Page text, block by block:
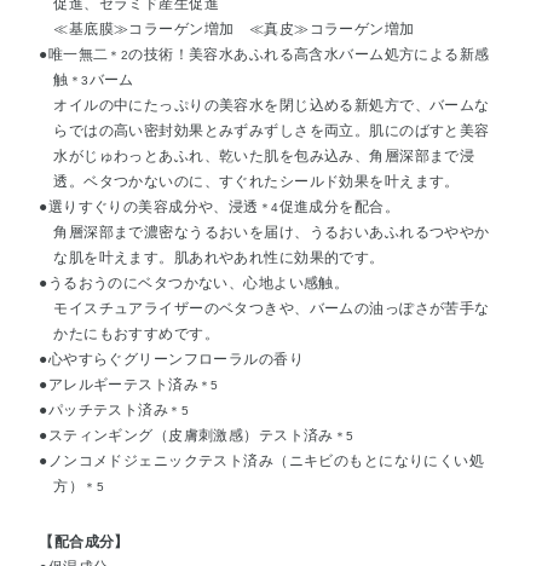
≪基底膜≫コラーゲン増加 ≪真皮≫コラーゲン増加
●唯一無二 ＊2の技術！美容水あふれる高含水バーム処方による新感
触 ＊3 バーム
オイルの中にたっぷりの美容水を閉じ込める新処方で、バームな
らではの高い密封効果とみずみずしさを両立。肌にのばすと美容
水がじゅわっとあふれ、乾いた肌を包み込み、角層深部まで浸
透。ベタつかないのに、すぐれたシールド効果を叶えます。
●選りすぐりの美容成分や、浸透 ＊4促進成分を配合。
角層深部まで濃密なうるおいを届け、うるおいあふれるつややか
な肌を叶えます。肌あれやあれ性に効果的です。
●うるおうのにベタつかない、心地よい感触。
モイスチュアライザーのベタつきや、バームの油っぽさが苦手な
かたにもおすすめです。
●心やすらぐグリーンフローラルの香り
●アレルギーテスト済み＊5
●パッチテスト済み ＊5
●スティンギング（皮膚刺激感）テスト済み ＊5
●ノンコメドジェニックテスト済み（ニキビのもとになりにくい処
方）
＊5
【配合成分】